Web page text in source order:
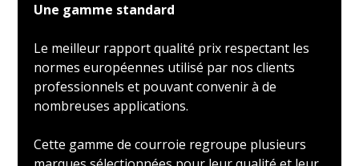
Une gamme standard
Le meilleur rapport qualité prix respectant les
normes européennes utilisé par nos clients
professionnels et pouvant convenir à de
nombreuses applications.
Cette gamme de courroie regroupe plusieurs